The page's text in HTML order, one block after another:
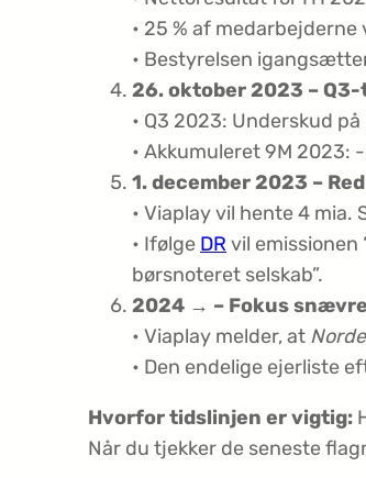
• 25 % af
• Bestyrelsen
26. oktober 2023 –
• Q3 2023: Underskud på
• Akkumuleret 9M 2023:
1. december 2023 –
• Viaplay vil hente 4 mia.
• Ifølge DR vil
børsnoteret selskab”.
2024 → – Fokus
• Viaplay melder, at
• Den endelige ejerliste
Hvorfor tidslinjen er vigtig:
Når du tjekker de seneste